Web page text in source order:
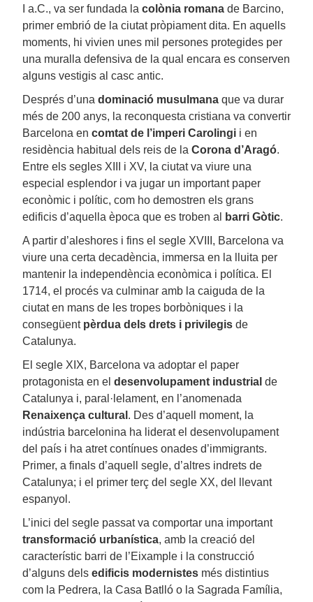
I a.C., va ser fundada la colònia romana de Barcino,
primer embrió de la ciutat pròpiament dita. En aquells
moments, hi vivien unes mil persones protegides per
una muralla defensiva de la qual encara es conserven
alguns vestigis al casc antic.
Després d’una dominació musulmana que va durar
més de 200 anys, la reconquesta cristiana va convertir
Barcelona en comtat de l’imperi Carolingi i en
residència habitual dels reis de la Corona d’Aragó.
Entre els segles XIII i XV, la ciutat va viure una
especial esplendor i va jugar un important paper
econòmic i polític, com ho demostren els grans
edificis d’aquella època que es troben al
barri Gòtic.
A partir d’aleshores i fins el segle XVIII, Barcelona va
viure una certa decadència, immersa en la lluita per
mantenir la independència econòmica i política. El
1714, el procés va culminar amb la caiguda de la
ciutat en mans de les tropes borbòniques i la
consegüent pèrdua dels drets i privilegis de
Catalunya.
El segle XIX, Barcelona va adoptar el paper
protagonista en el desenvolupament industrial de
Catalunya i, paral·lelament, en l’anomenada
Renaixença cultural . Des d’aquell moment, la
indústria barcelonina ha liderat el desenvolupament
del país i ha atret contínues onades d’immigrants.
Primer, a finals d’aquell segle, d’altres indrets de
Catalunya; i el primer terç del segle XX, del llevant
espanyol.
L’inici del segle passat va comportar una important
transformació urbanística, amb la creació del
característic barri de l’Eixample i la construcció
d’alguns dels edificis modernistes més distintius
com la Pedrera, la Casa Batlló o la Sagrada Família,